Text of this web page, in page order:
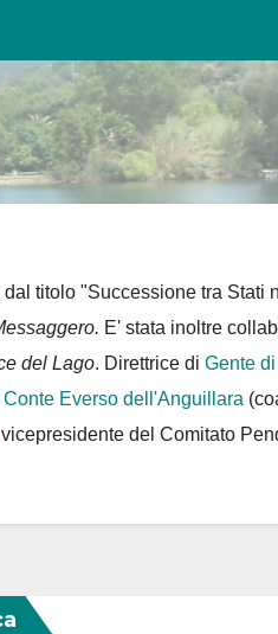
titolo "Successione tra Stati
E' stata inoltre
del Lago. Direttrice di Gente
Everso dell'Anguillara
vicepresidente del Comitato